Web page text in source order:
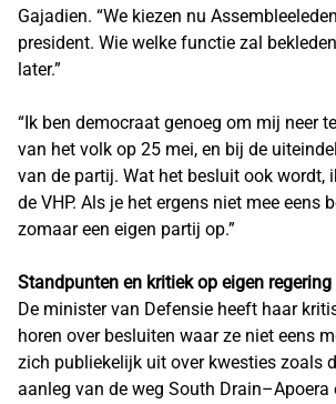
Gajadien. “We kiezen nu
president. Wie welke functie zal
later.”
“Ik ben democraat genoeg om mij neer
van het volk op 25 mei, en bij de
van de partij. Wat het besluit ook wordt,
de VHP. Als je het ergens niet mee eens
zomaar een eigen partij op.”
Standpunten en kritiek op eigen regering
De minister van Defensie heeft haar
horen over besluiten waar ze niet eens
zich publiekelijk uit over kwesties zoals
aanleg van de weg South Drain–Apoera